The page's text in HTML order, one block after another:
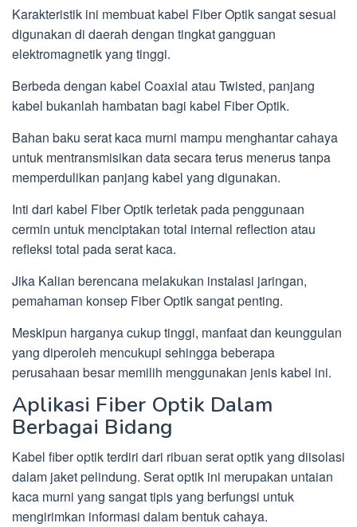
Karakteristik ini membuat kabel Fiber Optik sangat sesuai
digunakan di daerah dengan tingkat gangguan
elektromagnetik yang tinggi.
Berbeda dengan kabel Coaxial atau Twisted, panjang
kabel bukanlah hambatan bagi kabel Fiber Optik.
Bahan baku serat kaca murni mampu menghantar cahaya
untuk mentransmisikan data secara terus menerus tanpa
memperdulikan panjang kabel yang digunakan.
Inti dari kabel Fiber Optik terletak pada penggunaan
cermin untuk menciptakan total internal reflection atau
refleksi total pada serat kaca.
Jika Kalian berencana melakukan instalasi jaringan,
pemahaman konsep Fiber Optik sangat penting.
Meskipun harganya cukup tinggi, manfaat dan keunggulan
yang diperoleh mencukupi sehingga beberapa
perusahaan besar memilih menggunakan jenis kabel ini.
Aplikasi Fiber Optik Dalam
Berbagai Bidang
Kabel fiber optik terdiri dari ribuan serat optik yang diisolasi
dalam jaket pelindung. Serat optik ini merupakan untaian
kaca murni yang sangat tipis yang berfungsi untuk
mengirimkan informasi dalam bentuk cahaya.